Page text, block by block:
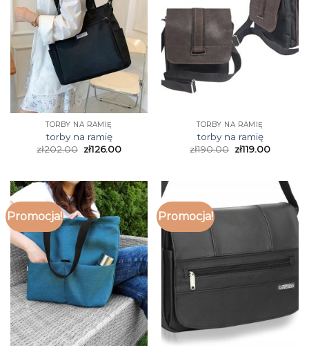
TORBY NA RAMIĘ
torby na ramię
zł202.00 zł126.00
TORBY NA RAMIĘ
torby na ramię
zł190.00 zł119.00
Promocja! Promocja!